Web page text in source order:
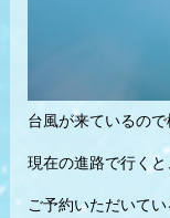
台風が来ているの
現在の進路で行くと
ご予約いただいて